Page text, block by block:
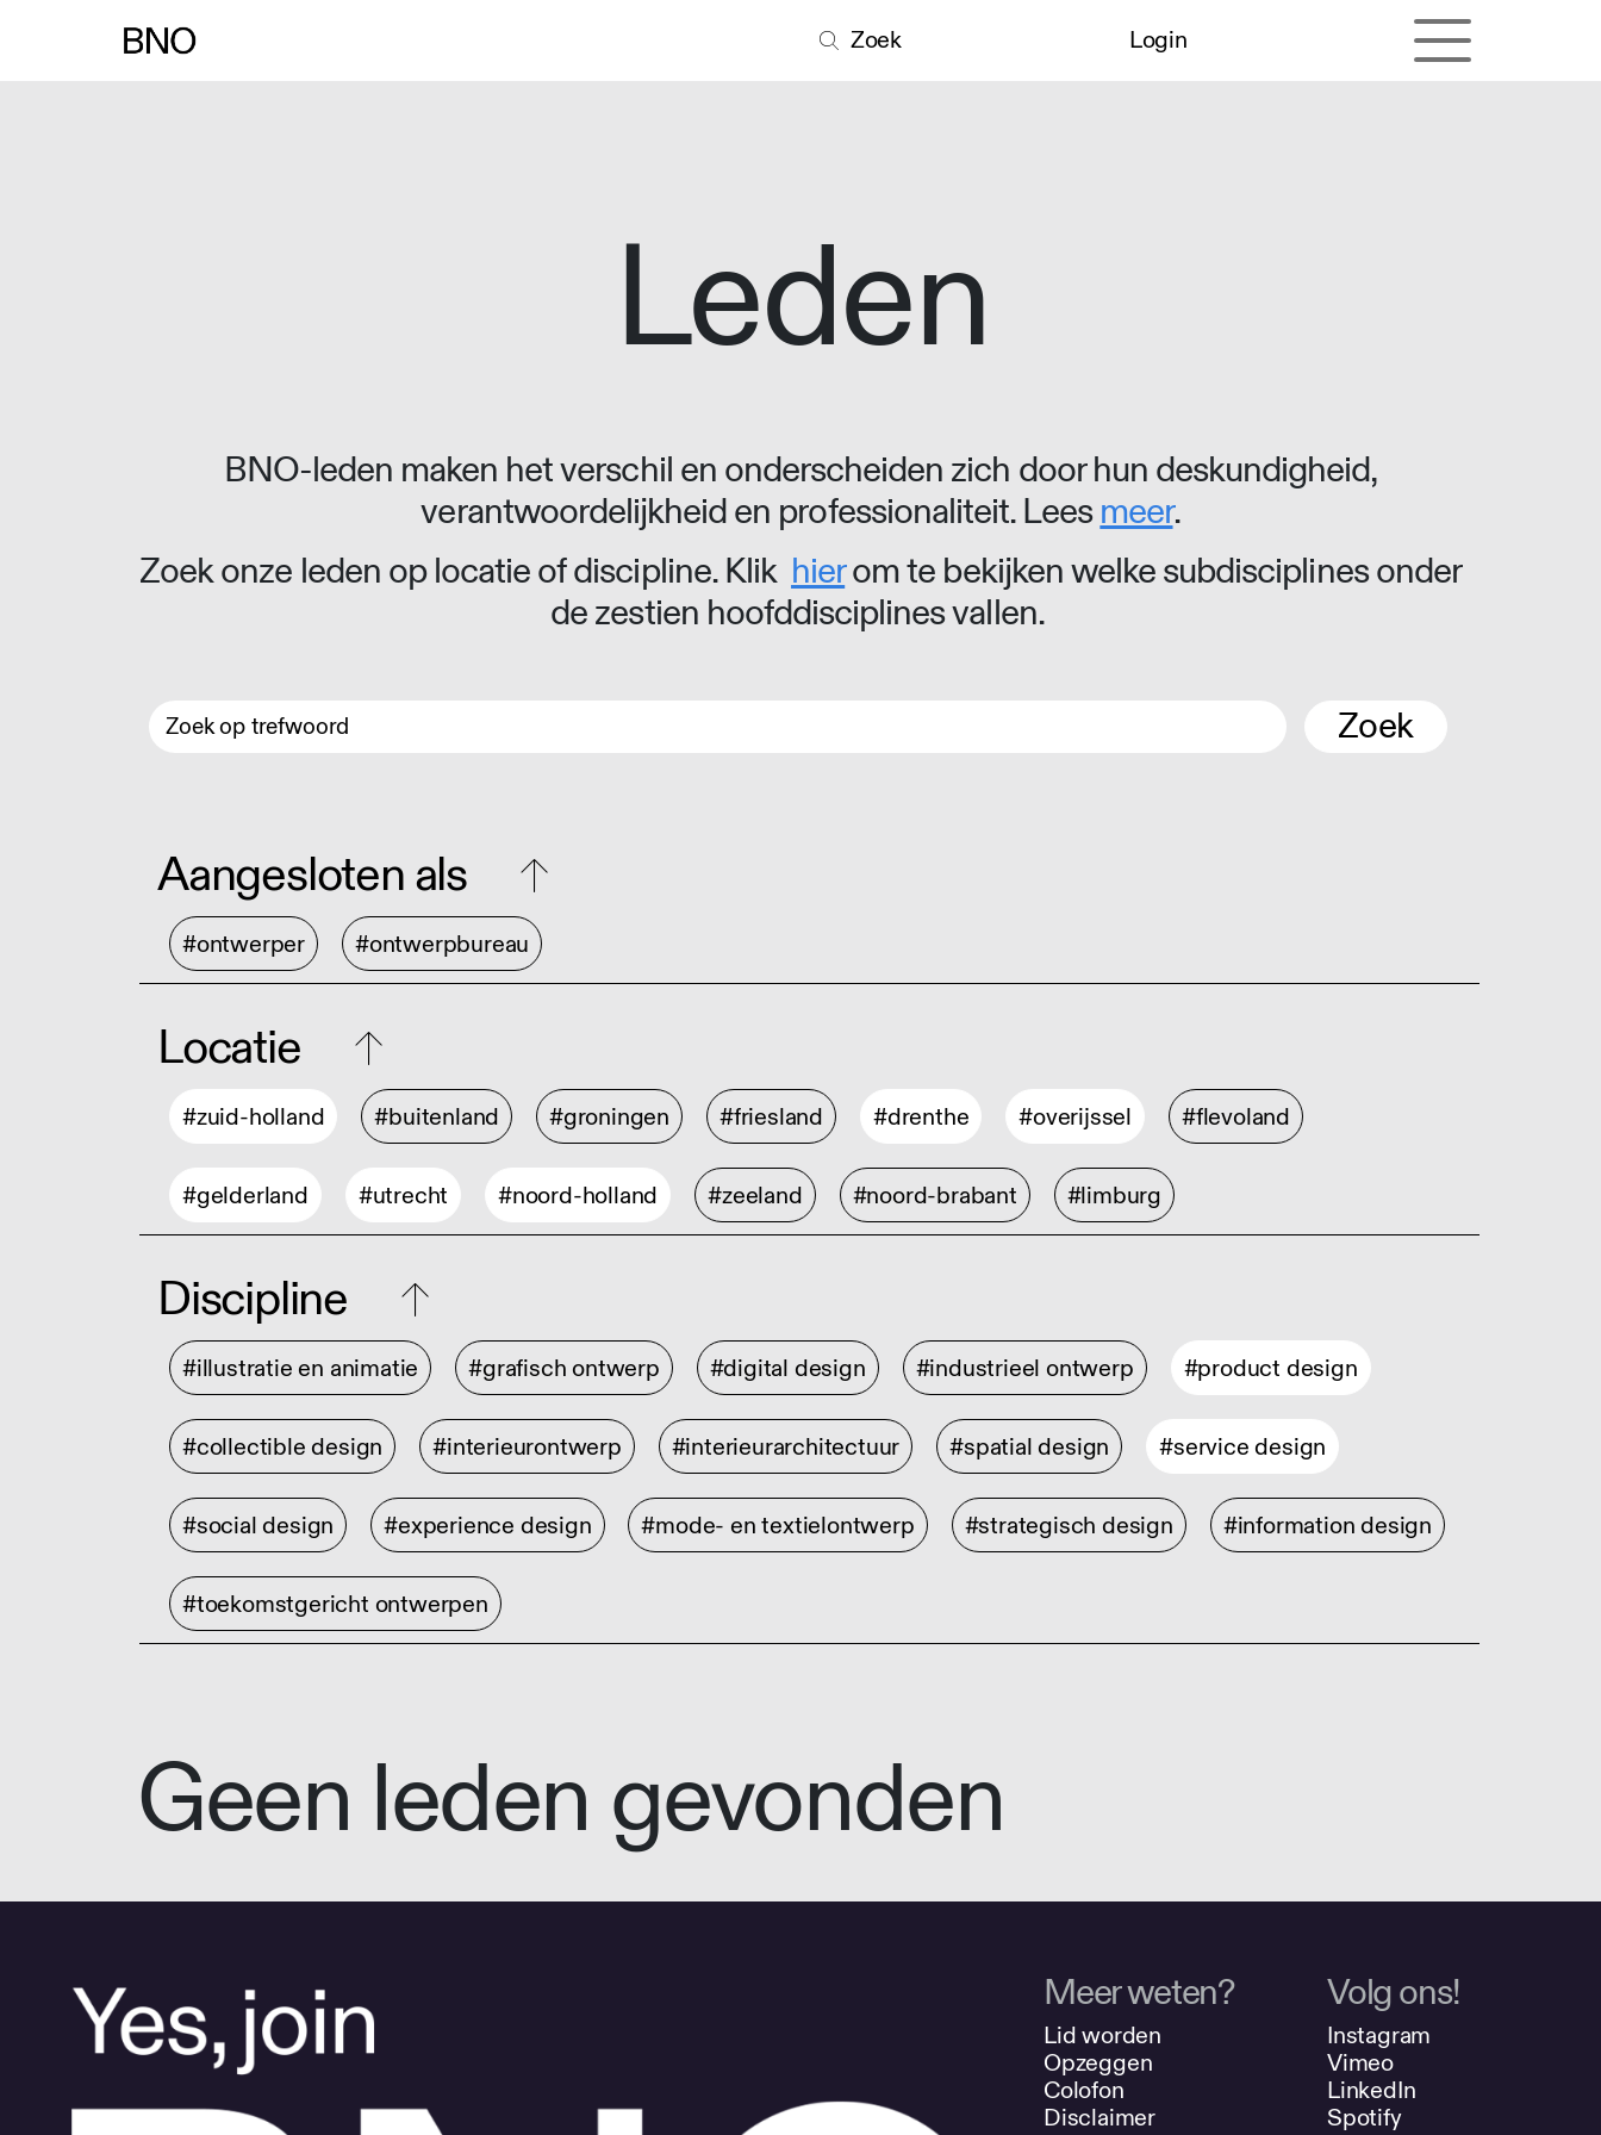
Zoek Login
Leden
BNO-leden maken het verschil en onderscheiden zich door hun deskundigheid,
verantwoordelijkheid en professionaliteit. Leesmeer.
Zoek onze leden op locatie of discipline. Klik hierom te bekijken welke subdisciplines onder
de zestien hoofddisciplines vallen.
Zoek
Aangesloten als
#ontwerper #ontwerpbureau
Locatie
#zuid-holland #buitenland #groningen #friesland #drenthe #overijssel #flevoland
#gelderland #utrecht #noord-holland #zeeland #noord-brabant #limburg
Discipline
#illustratie en animatie #grafisch ontwerp #digital design #industrieel ontwerp #product design
#collectible design #interieurontwerp #interieurarchitectuur #spatial design #service design
#social design #experience design #mode- en textielontwerp #strategisch design #information design
#toekomstgericht ontwerpen
Geen leden gevonden
Meer weten?
Lid worden
Opzeggen
Colofon
Disclaimer
Volg ons!
Instagram
Vimeo
LinkedIn
Spotify